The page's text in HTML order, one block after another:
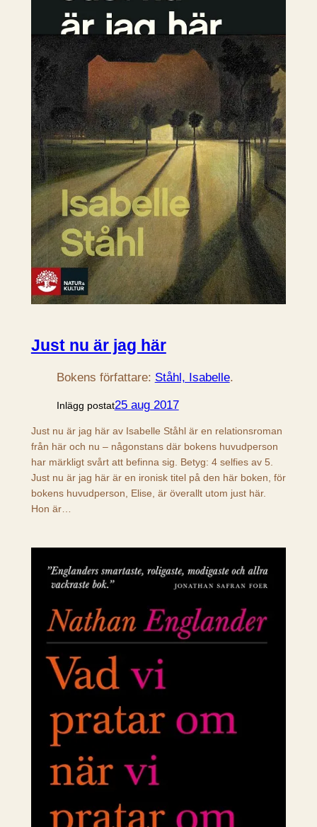
Just nu är jag här
Bokens författare: Ståhl, Isabelle.
Inlägg postat25 aug 2017
Just nu är jag här av Isabelle Ståhl är en relationsroman
från här och nu – någonstans där bokens huvudperson
har märkligt svårt att befinna sig. Betyg: 4 selfies av 5.
Just nu är jag här är en ironisk titel på den här boken, för
bokens huvudperson, Elise, är överallt utom just här.
Hon är…